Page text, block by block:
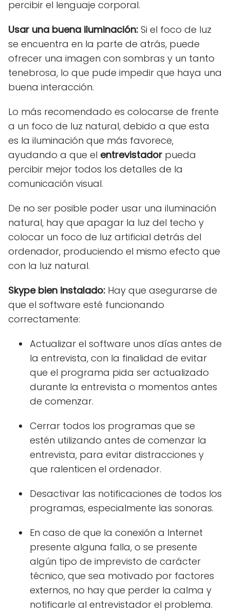
percibir el lenguaje corporal.
Usar una buena iluminación: Si el foco de luz
se encuentra en la parte de atrás, puede
ofrecer una imagen con sombras y un tanto
tenebrosa, lo que pude impedir que haya una
buena interacción.
Lo más recomendado es colocarse de frente
a un foco de luz natural, debido a que esta
es la iluminación que más favorece,
ayudando a que el entrevistador pueda
percibir mejor todos los detalles de la
comunicación visual.
De no ser posible poder usar una iluminación
natural, hay que apagar la luz del techo y
colocar un foco de luz artificial detrás del
ordenador, produciendo el mismo efecto que
con la luz natural.
Skype bien instalado: Hay que asegurarse de
que el software esté funcionando
correctamente:
Actualizar el software unos días antes de
la entrevista, con la finalidad de evitar
que el programa pida ser actualizado
durante la entrevista o momentos antes
de comenzar.
Cerrar todos los programas que se
estén utilizando antes de comenzar la
entrevista, para evitar distracciones y
que ralenticen el ordenador.
Desactivar las notificaciones de todos los
programas, especialmente las sonoras.
En caso de que la conexión a Internet
presente alguna falla, o se presente
algún tipo de imprevisto de carácter
técnico, que sea motivado por factores
externos, no hay que perder la calma y
notificarle al entrevistador el problema.